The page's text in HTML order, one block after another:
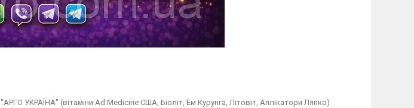
"АРГО УКРАЇНА" (вітаміни Ad Medicine США, Біоліт, Ем Курунга, Літовіт, Аплікатори Ляпко)